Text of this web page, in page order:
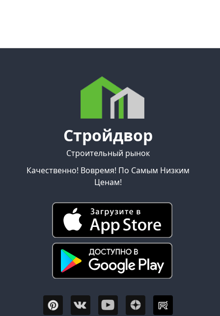
Стройдвор
Строительный рынок
Качественно! Вовремя! По Самым Низким
Ценам!